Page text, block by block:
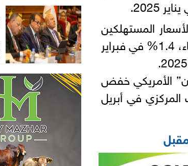
المستهلكين
للحضر، الذي أعلنه الجهاز المركزي للتعبئة العامة والإحصاء، 1.4% في فبراير
الأمريكي خفض
البنك المركزي في أبريل